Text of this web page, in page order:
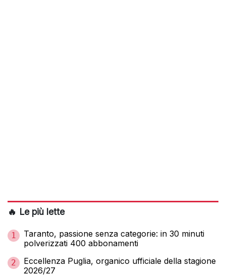
🔥 Le più lette
1
Taranto, passione senza categorie: in 30 minuti
polverizzati 400 abbonamenti
2
Eccellenza Puglia, organico ufficiale della stagione
2026/27